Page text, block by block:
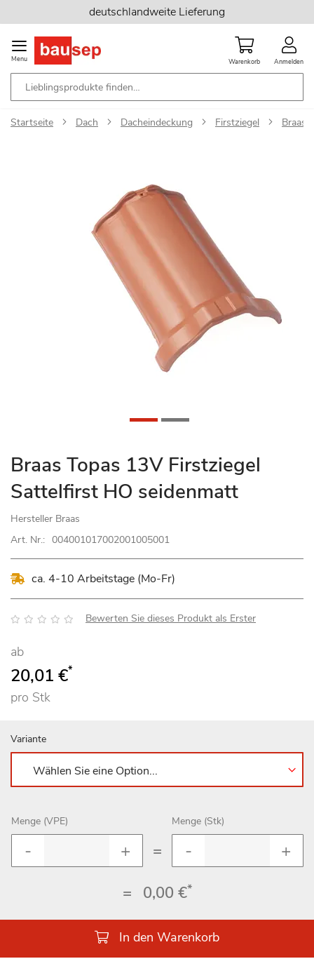
Inhalt
springen
deutschlandweite Lieferung
Menu Warenkorb Anmelden
Startseite Dach Dacheindeckung Firstziegel Braas
Zum
Anfang
der
springen
Braas Topas 13V Firstziegel
Sattelfirst HO seidenmatt
Hersteller Braas
Art. Nr.: 004001017002001005001
ca. 4-10 Arbeitstage (Mo-Fr)
Bewertung: Bewerten Sie dieses Produkt als Erster
ab
20,01 €*
pro Stk
Variante
Menge (VPE)
=
Menge (Stk)
= 0,00 €*
In den Warenkorb